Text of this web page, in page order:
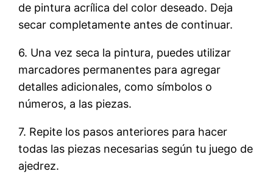
de pintura acrílica del color deseado. Deja
secar completamente antes de continuar.
6. Una vez seca la pintura, puedes utilizar
marcadores permanentes para agregar
detalles adicionales, como símbolos o
números, a las piezas.
7. Repite los pasos anteriores para hacer
todas las piezas necesarias según tu juego de
ajedrez.